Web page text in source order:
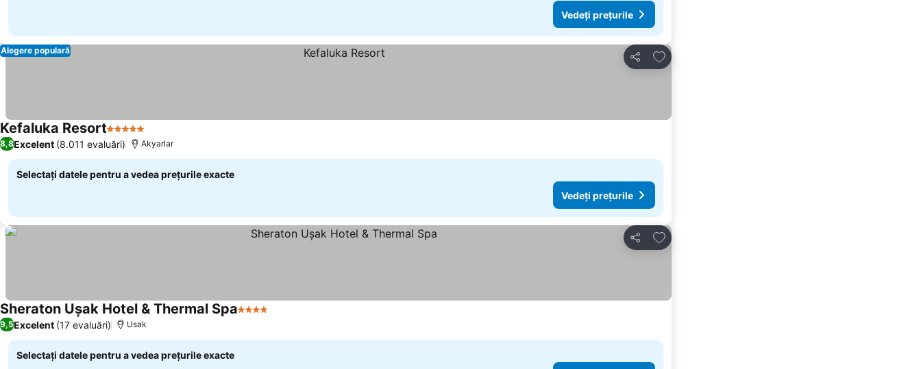
Vedeți prețurile
Distribuiți
Adăugaţi la favorite
Alegere populară
Kefaluka Resort5 Stele
8,8Excelent (8.011 evaluări) Akyarlar
Selectați datele pentru a vedea prețurile exacte
Vedeți prețurile
Distribuiți
Adăugaţi la favorite
Sheraton Uşak Hotel & Thermal Spa4 Stele
9,5Excelent (17 evaluări) Usak
Selectați datele pentru a vedea prețurile exacte